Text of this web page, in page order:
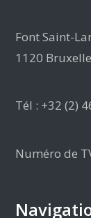
Font Saint-
1120
Tél : +32 (2)
Numéro de